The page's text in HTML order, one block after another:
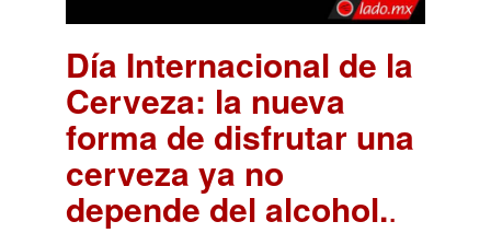
Día Internacional de la
Cerveza: la nueva
forma de disfrutar una
cerveza ya no
depende del alcohol..